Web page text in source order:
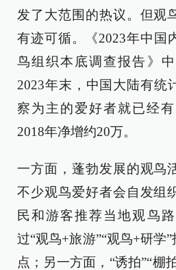
发了大范围的热议。但观
有迹可循。《2023年中国
鸟组织本底调查报告》
2023年末，中国大陆有统
察为主的爱好者就已经
2018年净增约20万。
一方面，蓬勃发展的观鸟
不少观鸟爱好者会自发组
民和游客推荐当地观鸟
过“观鸟+旅游”“观鸟+研学
点；另一方面，“诱拍”“棚